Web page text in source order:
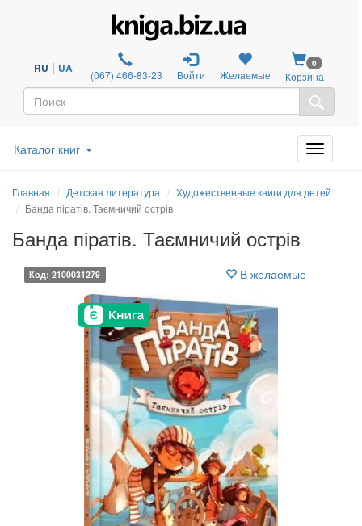
RU | UA (067) 466-83-23 Войти Желаемые
0
Корзина
Каталог книг
Главная Детская литература
Художественные книги для детей
Банда піратів. Таємничий острів
Банда піратів. Таємничий острів
Код: 2100031279 В желаемые